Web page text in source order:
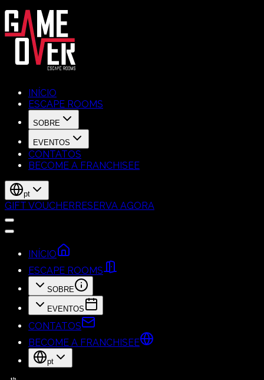
INÍCIO
ESCAPE ROOMS
SOBRE
EVENTOS
CONTATOS
BECOME A FRANCHISEE
pt
GIFT VOUCHERRESERVA AGORA
INÍCIO
ESCAPE ROOMS
SOBRE
EVENTOS
CONTATOS
BECOME A FRANCHISEE
pt